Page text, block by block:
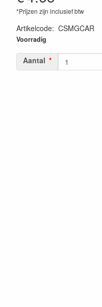
*Prijzen zijn inclusief btw
Artikelcode: CSMGCAR
5055260926428
Voorradig
Aantal